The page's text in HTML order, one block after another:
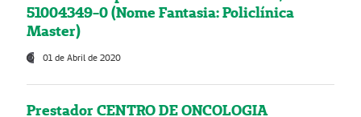
51004349-0 (Nome Fantasia: Policlínica
Master)
01 de Abril de 2020
Prestador CENTRO DE ONCOLOGIA